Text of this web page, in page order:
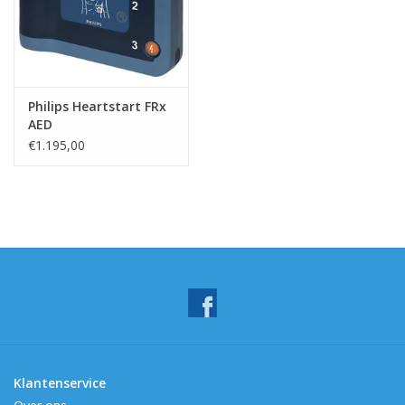
Philips Heartstart FRx
AED
€1.195,00
Klantenservice